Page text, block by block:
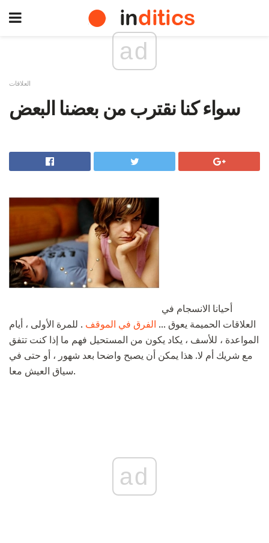
ad
العلاقات
سواء كنا نقترب من بعضنا البعض
العلاقات الحميمة يعوق ... الفرق في الموقف . للمرة الأولى ، أيام
المواعدة ، للأسف ، يكاد يكون من المستحيل فهم ما إذا كنت تتفق
مع شريك أم لا. هذا يمكن أن يصبح واضحا بعد شهور ، أو حتى في
سياق العيش معا.
ad